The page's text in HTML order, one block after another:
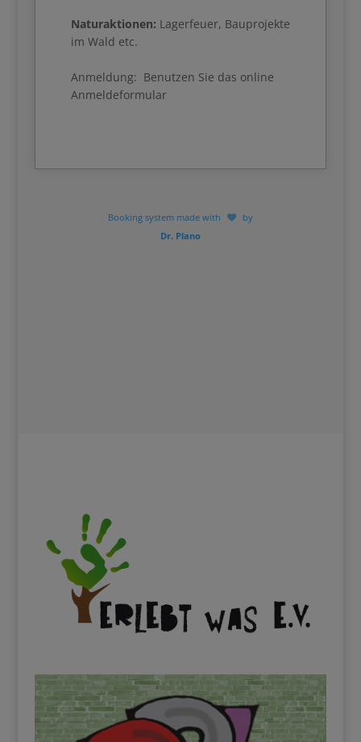
Naturaktionen: Lagerfeuer, Bauprojekte
im Wald etc.
Anmeldung: Benutzen Sie das online
Anmeldeformular
Booking system made with
by
Dr. Plano